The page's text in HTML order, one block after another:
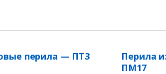
перила — ПТ3
Перила
ПМ17